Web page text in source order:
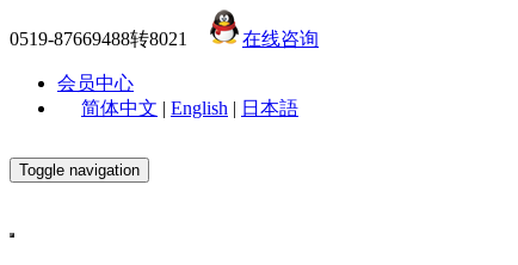
0519-87669488转8021 在线咨询
会员中心
简体中文 | English | 日本語
Toggle navigation